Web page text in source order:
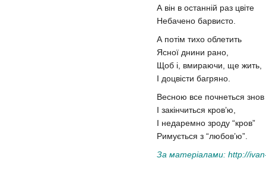
А він в останній раз цвіте
Небачено барвисто.
А потім тихо облетить
Ясної днини рано,
Щоб і, вмираючи, ще жить,
І доцвісти багряно.
Весною все почнеться знов
І закінчиться кров’ю,
І недаремно зроду “кров”
Римується з “любов’ю”.
За матеріалами: http://